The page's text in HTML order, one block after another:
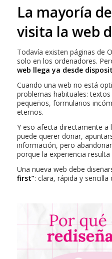
La mayoría
visita la web
Todavía existen páginas de
solo en los ordenadores.
web llega ya desde
Cuando una web no está
problemas habituales:
pequeños, formularios
eternos.
Y eso afecta directamente a
puede querer donar,
información, pero
porque la experiencia
Una nueva web debe
first”: clara, rápida y